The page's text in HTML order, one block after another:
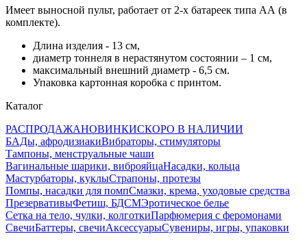
Имеет выносной пульт, работает от 2-х батареек типа АА (в
комплекте).
Длина изделия - 13 см,
диаметр тоннеля в нерастянутом состоянии – 1 см,
максимальный внешний диаметр - 6,5 см.
Упаковка картонная коробка с принтом.
Каталог
РАСПРОДАЖАНОВИНКИСКОРО В НАЛИЧИИ
БАДы, афродизиакиВибраторы, стимуляторы
Тампоны, менструальные чаши
Вагинальные шарики, виброяйцаНасадки, кольца
Мастурбаторы, куклыСтрапоны, протезы
Помпы, насадки для помпСмазки, крема, уходовые средства
ПрезервативыФетиш, БДСМЭротическое белье
Сетка на тело, чулки, колготкиПарфюмерия с феромонами
СвечиБаттеры, свечиАксессуарыСувениры, игры, упаковки